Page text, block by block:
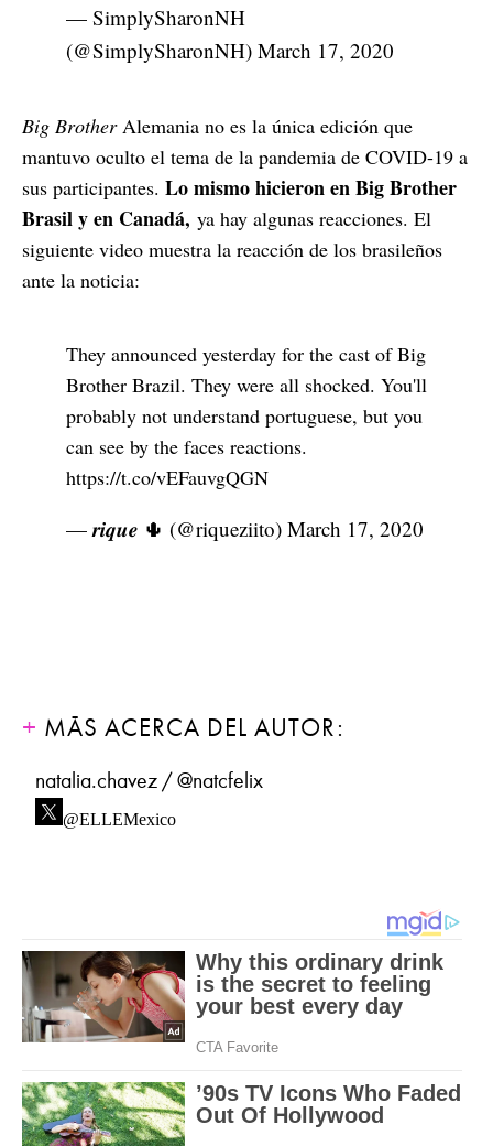
— SimplySharonNH
(@SimplySharonNH) March 17, 2020
Big BrotherAlemania no es la única edición que
mantuvo oculto el tema de la pandemia de COVID-19 a
sus participantes. Lo mismo hicieron en Big Brother
Brasil y en Canadá, ya hay algunas reacciones. El
siguiente video muestra la reacción de los brasileños
ante la noticia:
They announced yesterday for the cast of Big
Brother Brazil. They were all shocked. You'll
probably not understand portuguese, but you
can see by the faces reactions.
https://t.co/vEFauvgQGN
— 𝒓𝒊𝒒𝒖𝒆 🌵 (@riqueziito) March 17, 2020
MÁS ACERCA DEL AUTOR:
natalia.chavez / @natcfelix
@ELLEMexico